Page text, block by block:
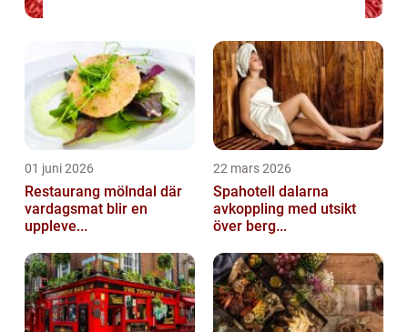
01 juni 2026
Restaurang mölndal där
vardagsmat blir en
uppleve...
22 mars 2026
Spahotell dalarna
avkoppling med utsikt
över berg...